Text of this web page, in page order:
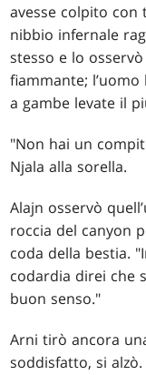
avesse colpito
nibbio infernale
stesso e lo
fiammante;
a gambe levate il
"Non hai un
Njala alla sorella.
Alajn osservò
roccia del canyon
coda della bestia.
codardia direi che
buon senso."
Arni tirò ancora
soddisfatto, si